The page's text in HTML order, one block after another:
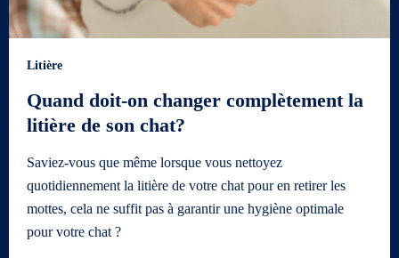
Litière
Quand doit-on changer complètement la
litière de son chat?
Saviez-vous que même lorsque vous nettoyez
quotidiennement la litière de votre chat pour en retirer les
mottes, cela ne suffit pas à garantir une hygiène optimale
pour votre chat ?